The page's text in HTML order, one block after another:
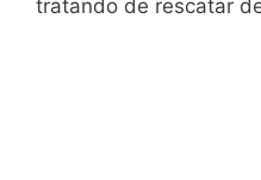
tratando de rescatar